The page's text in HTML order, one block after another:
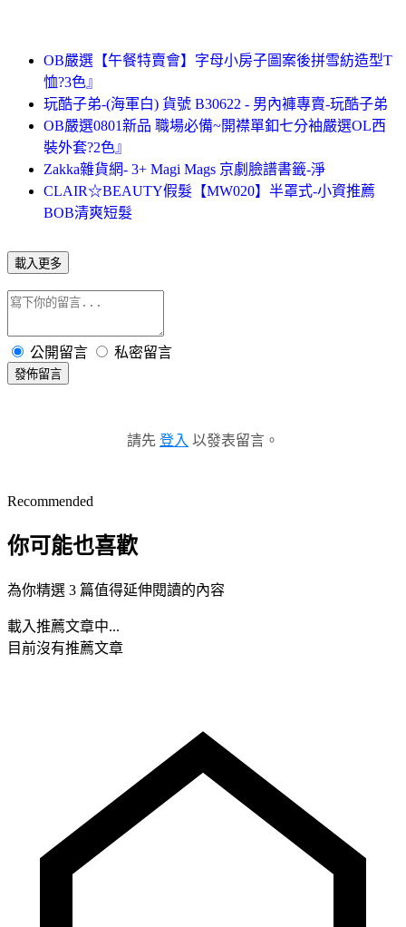
OB嚴選【午餐特賣會】字母小房子圖案後拼雪紡造型T
恤?3色』
玩酷子弟-(海軍白) 貨號 B30622 - 男內褲專賣-玩酷子弟
OB嚴選0801新品 職場必備~開襟單釦七分袖嚴選OL西
裝外套?2色』
Zakka雜貨網- 3+ Magi Mags 京劇臉譜書籤-淨
CLAIR☆BEAUTY假髮【MW020】半罩式-小資推薦
BOB清爽短髮
載入更多
公開留言 私密留言
發佈留言
請先 登入 以發表留言。
Recommended
你可能也喜歡
為你精選 3 篇值得延伸閱讀的內容
載入推薦文章中...
目前沒有推薦文章